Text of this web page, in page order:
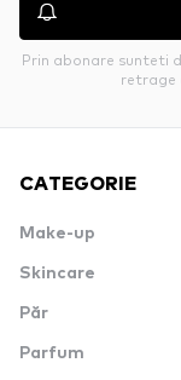
Prin abonare sunteti
retrage
CATEGORIE
Make-up
Skincare
Păr
Parfum